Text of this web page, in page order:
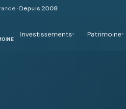
·Depuis 2008
Investissements▾ Patrimoine▾